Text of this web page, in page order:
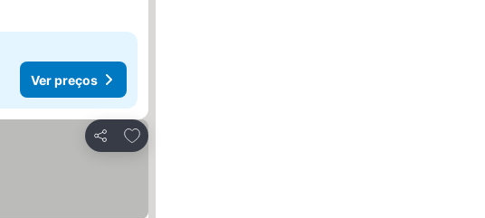
Ver preços
Partilhar
Adicionar aos favoritos